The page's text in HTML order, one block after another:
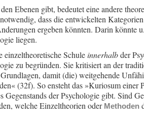
Ebenen gibt, bedeutet eine andere
dass die entwickelten
ergeben könnten. Darin könnte
liegen.
einzeltheoretische Schuleinnerhalbder
zu begründen. Sie kritisiert an der
damit (die) weitgehende
(32f). So ensteht das »Kuriosum einer
der Psychologie gibt. Sind
welche Einzeltheorien oder Methoden